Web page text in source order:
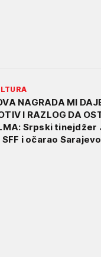
NAGRADA MI
I RAZLOG DA
Srpski tinejdžer
SFF i očarao Sarajevo